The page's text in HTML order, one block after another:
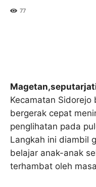
77
Kecamatan
bergerak cepat
penglihatan pada
Langkah ini diambil
belajar anak-anak
terhambat oleh